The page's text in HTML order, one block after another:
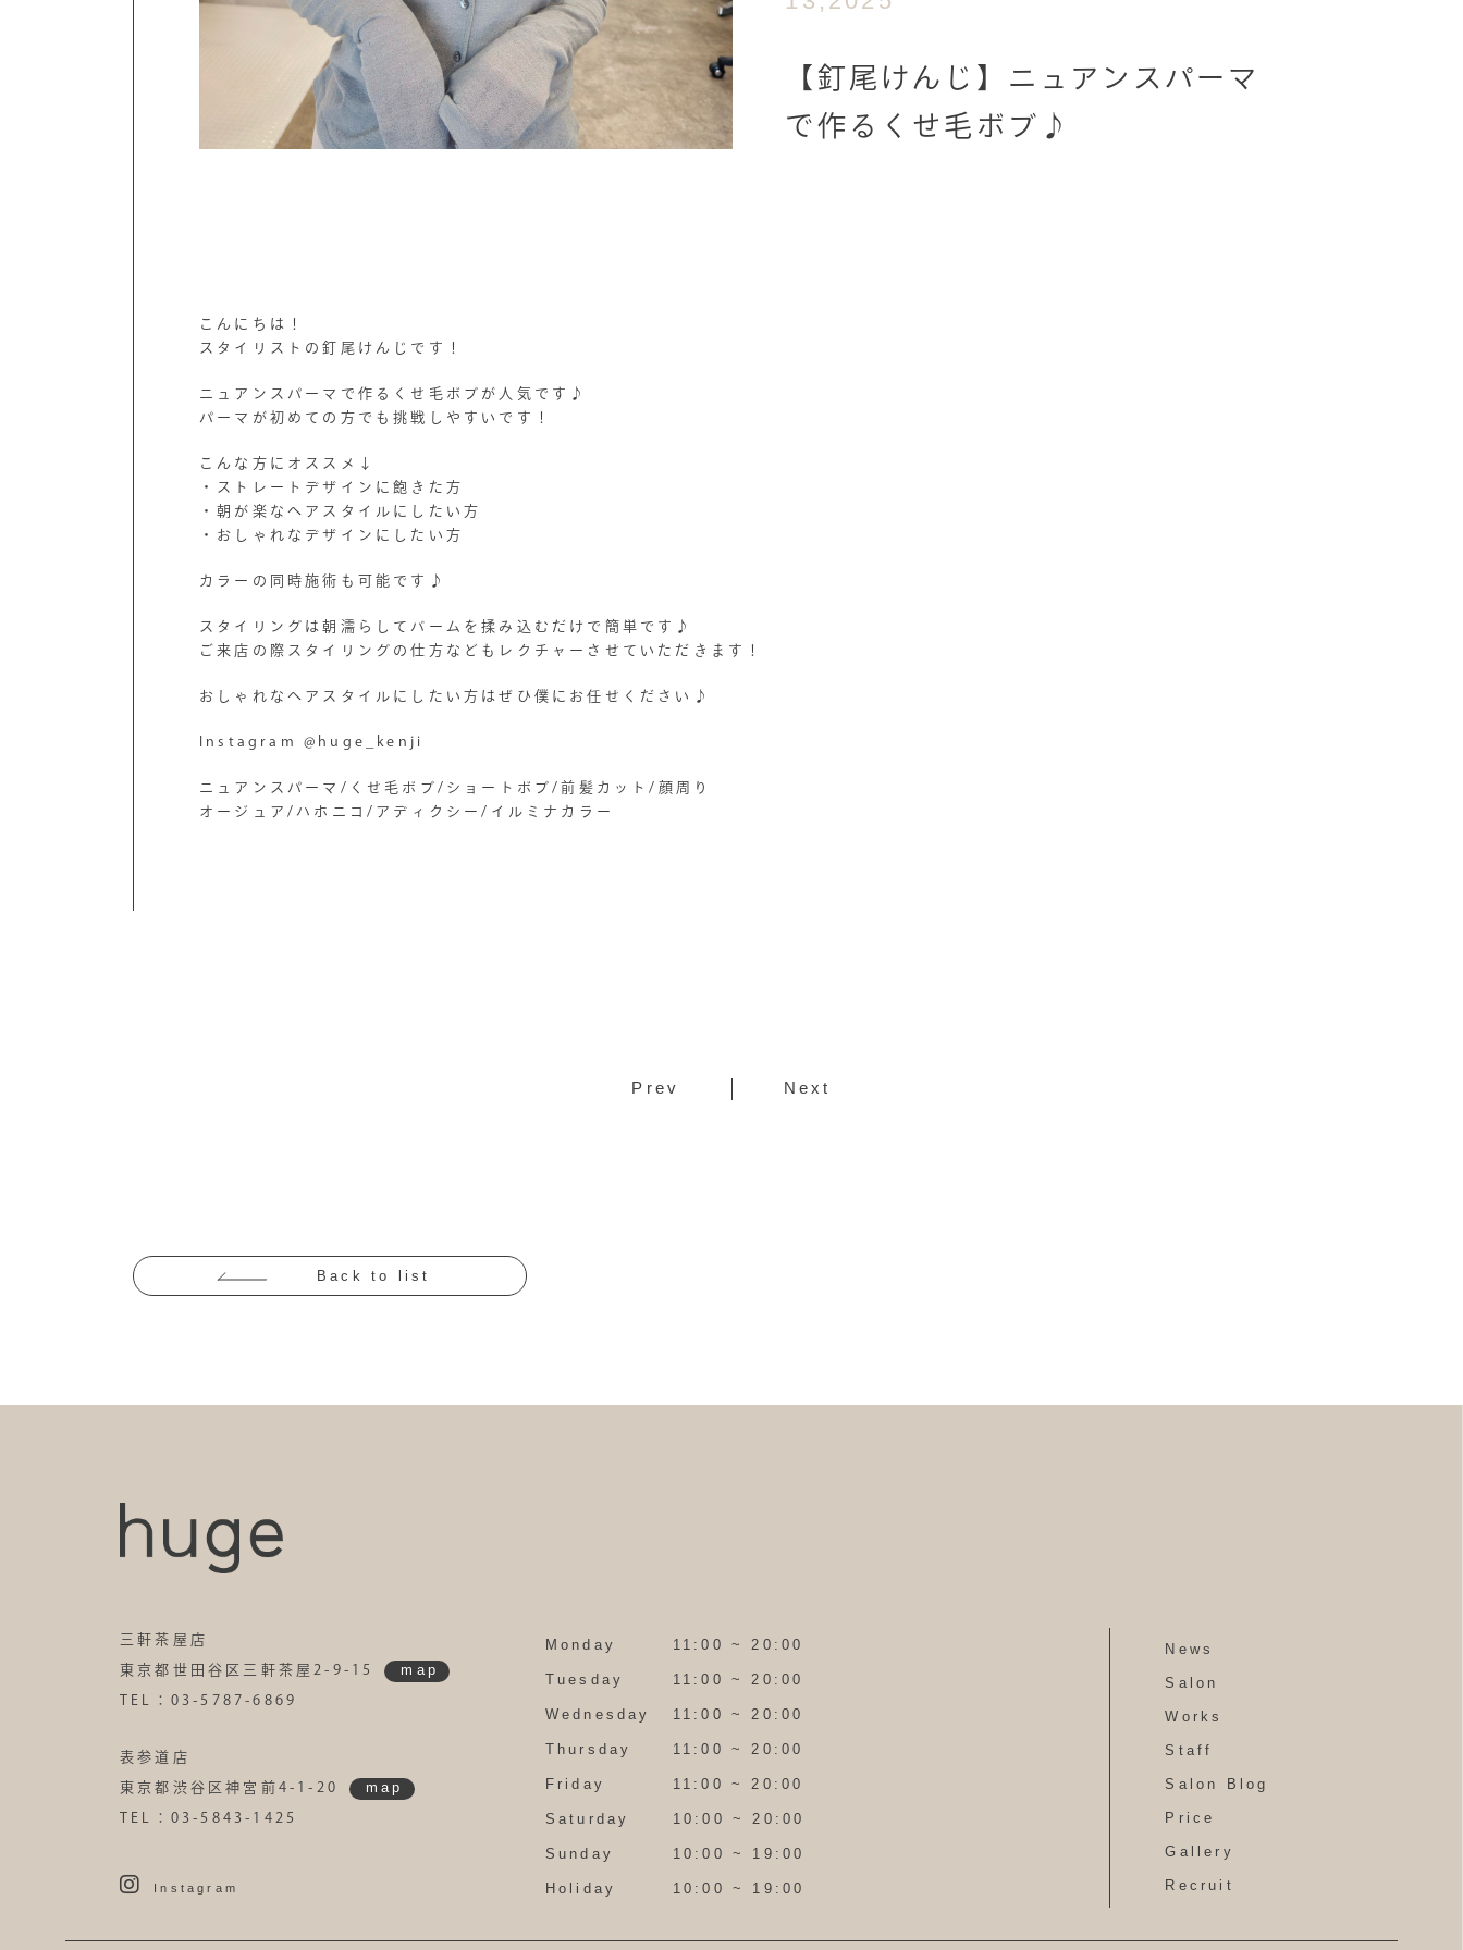
【釘尾けんじ】ニュアンスパーマ
で作るくせ毛ボブ♪
こんにちは！
スタイリストの釘尾けんじです！
ニュアンスパーマで作るくせ毛ボブが人気です♪
パーマが初めての方でも挑戦しやすいです！
こんな方にオススメ↓
・ストレートデザインに飽きた方
・朝が楽なヘアスタイルにしたい方
・おしゃれなデザインにしたい方
カラーの同時施術も可能です♪
スタイリングは朝濡らしてバームを揉み込むだけで簡単です♪
ご来店の際スタイリングの仕方などもレクチャーさせていただきます！
おしゃれなヘアスタイルにしたい方はぜひ僕にお任せください♪
Instagram @huge_kenji
ニュアンスパーマ/くせ毛ボブ/ショートボブ/前髪カット/顔周り
オージュア/ハホニコ/アディクシー/イルミナカラー
Prev Next
Back to list
三軒茶屋店
東京都世田谷区三軒茶屋2-9-15 map
TEL：03-5787-6869
表参道店
東京都渋谷区神宮前4-1-20 map
TEL：03-5843-1425
Instagram
Monday 11:00 ~ 20:00
Tuesday 11:00 ~ 20:00
Wednesday 11:00 ~ 20:00
Thursday 11:00 ~ 20:00
Friday 11:00 ~ 20:00
Saturday 10:00 ~ 20:00
Sunday 10:00 ~ 19:00
Holiday 10:00 ~ 19:00
News
Salon
Works
Staff
Salon Blog
Price
Gallery
Recruit